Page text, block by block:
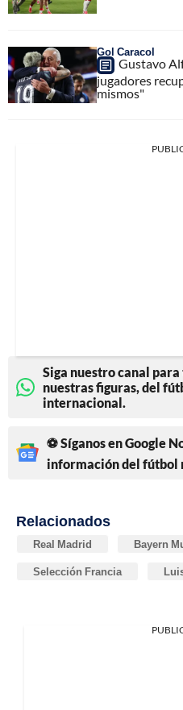
Gol Caracol
Gustavo
jugadores
mismos"
Siga nuestro canal
nuestras figuras, del
internacional.
⚽ Síganos en Google
información del fútbol
Relacionados
Real Madrid Bayern
Selección Francia